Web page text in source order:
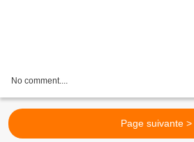
No comment....
Page suivante >